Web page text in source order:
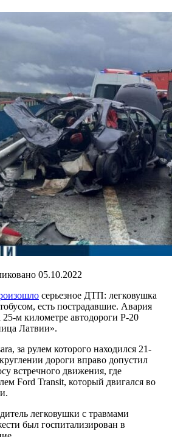
05.10.2022
серьезное ДТП: легковушка
есть пострадавшие. Авария
25-м километре автодороги Р-20
Латвии».
за рулем которого находился 21-
дороги вправо допустил
встречного движения, где
Ford Transit, который двигался во
легковушки с травмами
был госпитализирован в